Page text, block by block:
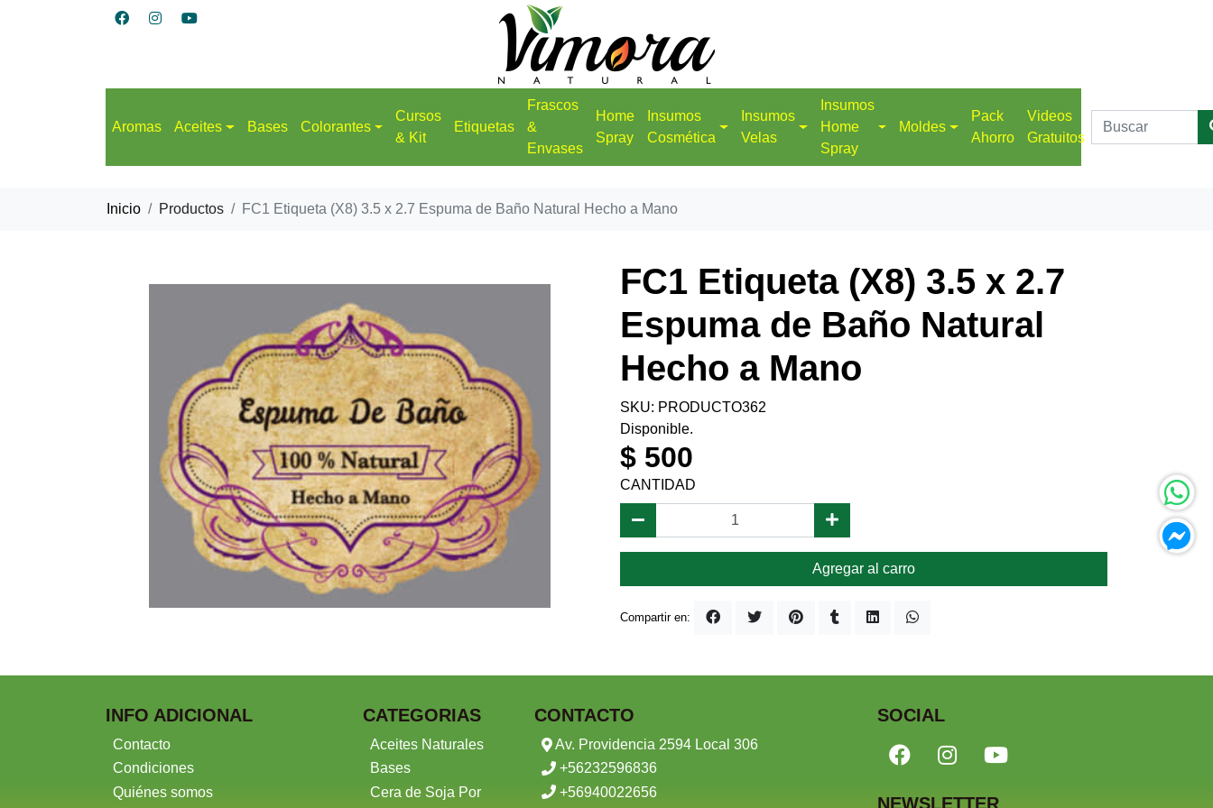
Aromas Aceites Bases Colorantes
Cursos
& Kit
Etiquetas
Frascos
&
Envases
Home
Spray
Insumos
Cosmética
Insumos
Velas
Insumos
Home
Spray
Moldes
Pack
Ahorro
Videos
Gratuitos
Inicio Productos FC1 Etiqueta (X8) 3.5 x 2.7 Espuma de Baño Natural Hecho a Mano
FC1 Etiqueta (X8) 3.5 x 2.7
Espuma de Baño Natural
Hecho a Mano
SKU: PRODUCTO362
Disponible.
$ 500
CANTIDAD
Agregar al carro
Compartir en:
INFO ADICIONAL
Contacto
Condiciones
Quiénes somos
CATEGORIAS
Aceites Naturales
Bases
Cera de Soja Por
CONTACTO
Av. Providencia 2594 Local 306
+56232596836
+56940022656
SOCIAL
NEWSLETTER